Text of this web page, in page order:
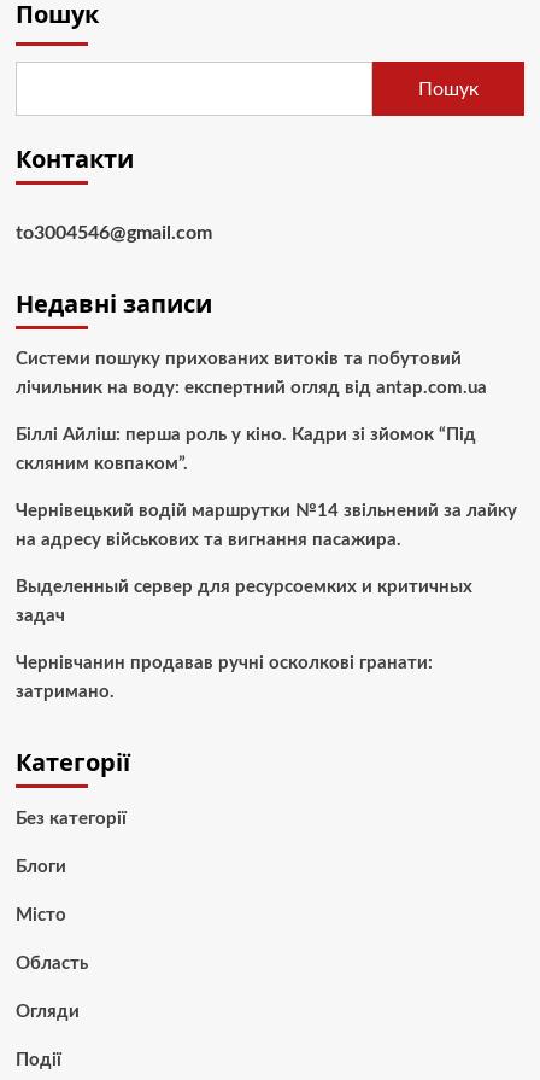
Пошук
Пошук
Контакти
to3004546@gmail.com
Недавні записи
Системи пошуку прихованих витоків та побутовий
лічильник на воду: експертний огляд від antap.com.ua
Біллі Айліш: перша роль у кіно. Кадри зі зйомок “Під
скляним ковпаком”.
Чернівецький водій маршрутки №14 звільнений за лайку
на адресу військових та вигнання пасажира.
Выделенный сервер для ресурсоемких и критичных
задач
Чернівчанин продавав ручні осколкові гранати:
затримано.
Категорії
Без категорії
Блоги
Місто
Область
Огляди
Події